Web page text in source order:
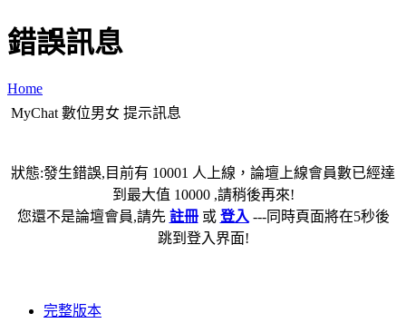
錯誤訊息
Home
MyChat 數位男女 提示訊息
狀態:發生錯誤,目前有 10001 人上線，論壇上線會員數已經達
到最大值 10000 ,請稍後再來!
您還不是論壇會員,請先 註冊或 登入 ---同時頁面將在5秒後
跳到登入界面!
完整版本